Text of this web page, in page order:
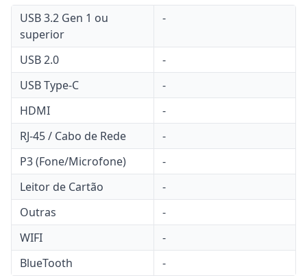
USB 3.2 Gen 1 ou
superior
-
USB 2.0
-
USB Type-C
-
HDMI
-
RJ-45 / Cabo de Rede
-
P3 (Fone/Microfone)
-
Leitor de Cartão
-
Outras
-
WIFI
-
BlueTooth
-